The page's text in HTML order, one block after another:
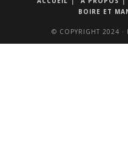
BOIRE ET
© COPYRIGHT 2024 ·